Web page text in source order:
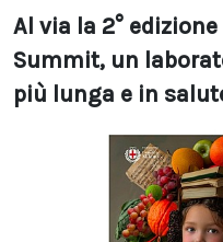
Al via la 2°
Summit, un
più lunga e in